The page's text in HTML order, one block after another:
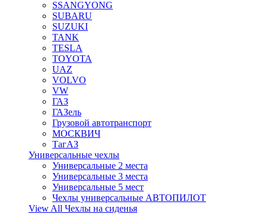
SSANGYONG
SUBARU
SUZUKI
TANK
TESLA
TOYOTA
UAZ
VOLVO
VW
ГАЗ
ГАЗель
Грузовой автотранспорт
МОСКВИЧ
ТагАЗ
Универсальные чехлы
Универсальные 2 места
Универсальные 3 места
Универсальные 5 мест
Чехлы универсальные АВТОПИЛОТ
View All Чехлы на сиденья